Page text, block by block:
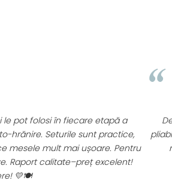
Este rezistent, versatil, usor si
masinii si nici la aeroport
acest producator roman!